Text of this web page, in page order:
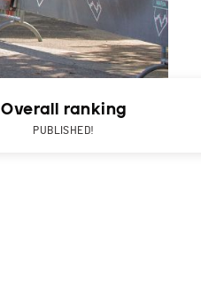
Overall ranking
PUBLISHED!